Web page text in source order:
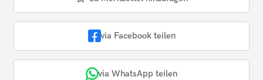
via Facebook teilen
via WhatsApp teilen